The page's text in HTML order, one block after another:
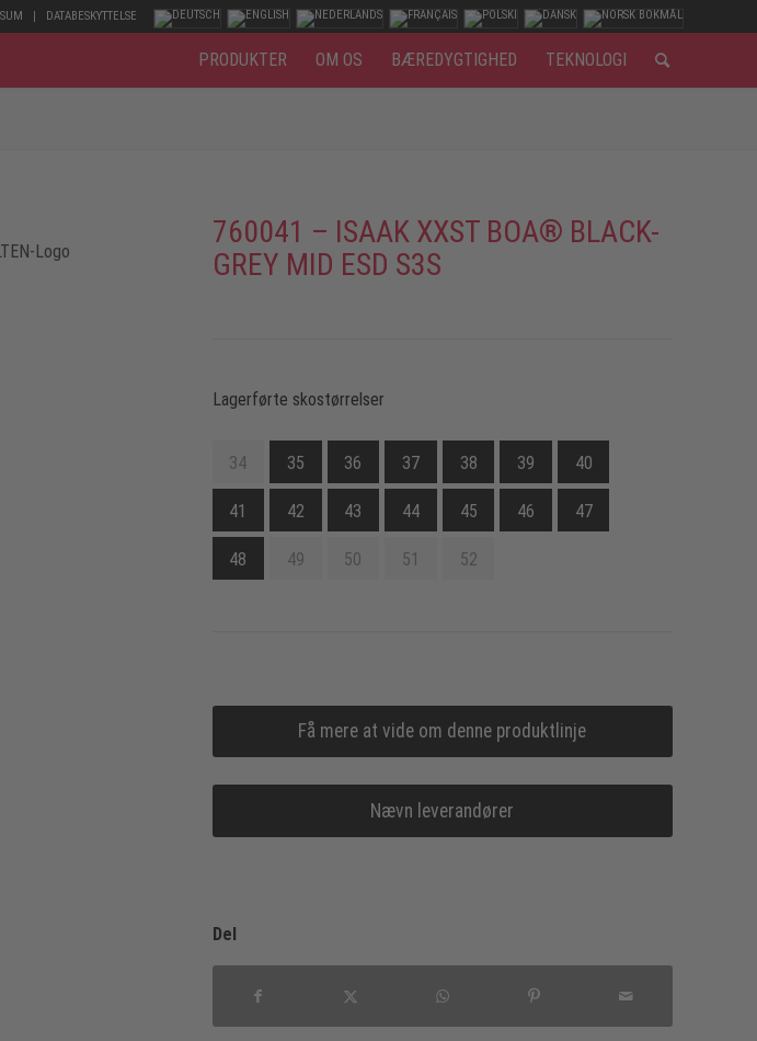
DATABESKYTTELSE
PRODUKTER OM OS BÆREDYGTIGHED TEKNOLOGI
760041 – ISAAK XXST BOA® BLACK-
GREY MID ESD S3S
Lagerførte skostørrelser
34 35 36 37 38 39 40
41 42 43 44 45 46 47
48 49 50 51 52
Få mere at vide om denne produktlinje
Nævn leverandører
Del